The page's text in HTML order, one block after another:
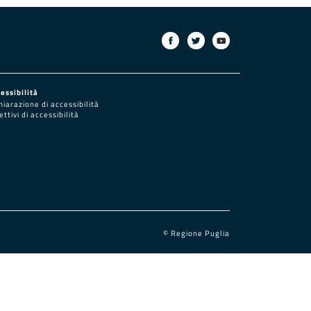
di accessibilità
di accessibilità
© Regione Puglia